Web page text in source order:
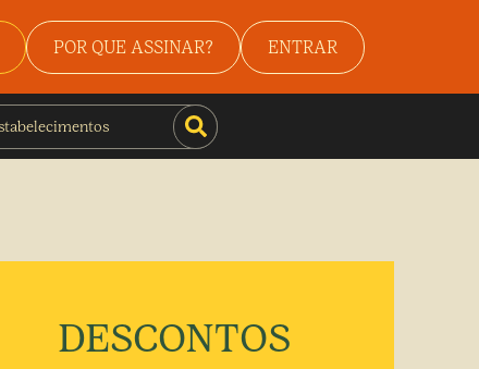
POR QUE ASSINAR? ENTRAR
DESCONTOS